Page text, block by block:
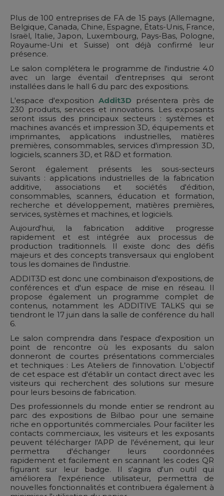
Plus de 100 entreprises de FA de 15 pays (Allemagne,
Belgique, Canada, Chine, Espagne, États-Unis, France,
Israël, Italie, Japon, Luxembourg, Pays-Bas, Pologne,
Royaume-Uni et Suisse) ont déjà confirmé leur
présence.
Le salon complétera le programme de l'industrie 4.0
avec un large éventail d'entreprises qui seront
installées dans le hall 6 du parc des expositions.
L'espace d'exposition Addit3D présentera près de
230 produits, services et innovations. Les exposants
seront issus des principaux secteurs : systèmes et
machines avancés et impression 3D, équipements et
imprimantes, applications industrielles, matières
premières, consommables, services d'impression 3D,
logiciels, scanners 3D, et R&D et formation.
Seront également présents les sous-secteurs
suivants : applications industrielles de la fabrication
additive, associations et sociétés d'édition,
consommables, scanners, éducation et formation,
recherche et développement, matières premières,
services, systèmes et machines, et logiciels.
Aujourd'hui, la fabrication additive progresse
rapidement et est intégrée aux processus de
production traditionnels. Il existe donc des défis
majeurs et des concepts transversaux qui englobent
tous les domaines de l'industrie.
ADDIT3D est donc une combinaison d'expositions, de
conférences et d'un espace de mise en réseau. Il
propose également un programme complet de
contenus, notamment les ADDITIVE TALKS qui se
tiendront le 17 juin dans la salle de conférence du hall
6.
Le salon comprendra dans l'espace d'exposition un
point de rencontre où les exposants du salon
donneront de courtes présentations commerciales
et techniques : Les Ateliers de l'innovation. L'objectif
de cet espace est d'établir un contact direct avec les
visiteurs qui recherchent des solutions sur mesure
pour leurs besoins de fabrication.
Des professionnels du monde entier se rendront au
parc des expositions de Bilbao pour une semaine
riche en opportunités commerciales. Pour faciliter les
contacts commerciaux, les visiteurs et les exposants
peuvent télécharger l'APP de l'événement, qui leur
permettra d'échanger leurs coordonnées
rapidement et facilement en scannant les codes QR
figurant sur leur badge. Il s'agira d'un outil qui
améliorera l'expérience utilisateur, permettra de
nouvelles fonctionnalités et contribuera également à